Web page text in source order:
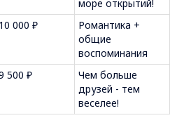
море открытий!
000 ₽
Романтика +
общие
воспоминания
500 ₽
Чем больше
друзей - тем
веселее!